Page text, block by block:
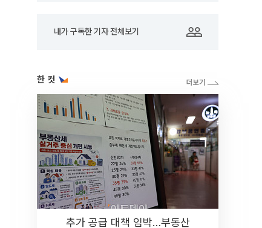
내가 구독한 기자 전체보기
한 컷
추가 공급 대책 임박…부동산